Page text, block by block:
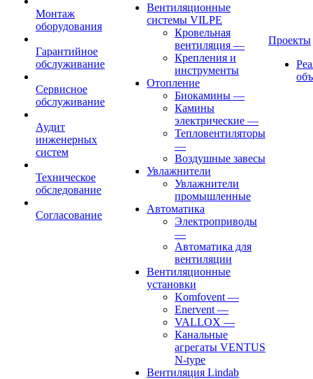
Монтаж
оборудования
Гарантийное
обслуживание
Сервисное
обслуживание
Аудит
инженерных
систем
Техническое
обследование
Согласование
Вентиляционные
системы VILPE
Кровельная
вентиляция —
Крепления и
инструменты
Отопление
Биокамины —
Камины
электрические —
Тепловентиляторы
—
Воздушные завесы
Увлажнители
Увлажнители
промышленные
Автоматика
Электроприводы
—
Автоматика для
вентиляции
Вентиляционные
установки
Komfovent —
Enervent —
VALLOX —
Канальные
агрегаты VENTUS
N-type
Вентиляция Lindab
Проекты